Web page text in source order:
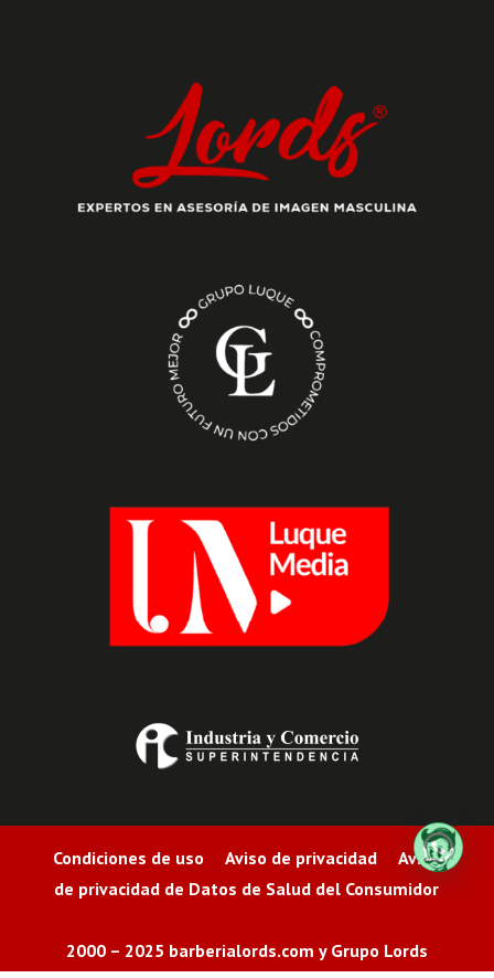
Condiciones de uso Aviso de privacidad Aviso
de privacidad de Datos de Salud del Consumidor
2000 – 2025 barberialords.com y Grupo Lords
¿Deseas más información?